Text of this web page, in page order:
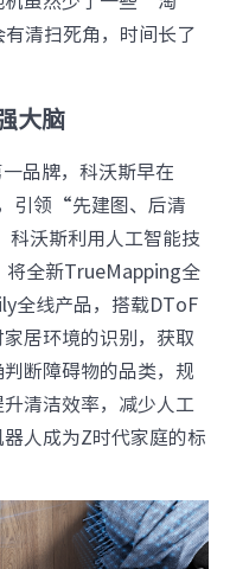
清扫死角，时间长了
大脑
品牌，科沃斯早在
引领“先建图、后清
沃斯利用人工智能技
全新TrueMapping全
全线产品，搭载DToF
居环境的识别，获取
断障碍物的品类，规
清洁效率，减少人工
人成为Z时代家庭的标